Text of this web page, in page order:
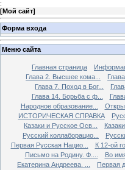
:
[Мой сайт]
Форма входа
Меню сайта
Главная страница
Глава 2. Высшее кома...
Глава 7. Поход в Бог...
Глава 14. Борьба с ф...
Народное образование...
ИСТОРИЧЕСКАЯ СПРАВКА
Казаки и Русское Осв...
Русский коллаборацио...
Первая Русская Нацио...
К 12-ой
Письмо на Родину. Ф....
Во
Екатерина Андреева. ...
Первая